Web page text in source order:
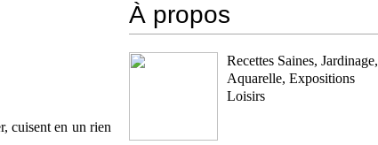
cuisent en un rien
À propos
Recettes Saines, Jardinage,
Aquarelle, Expositions
Loisirs